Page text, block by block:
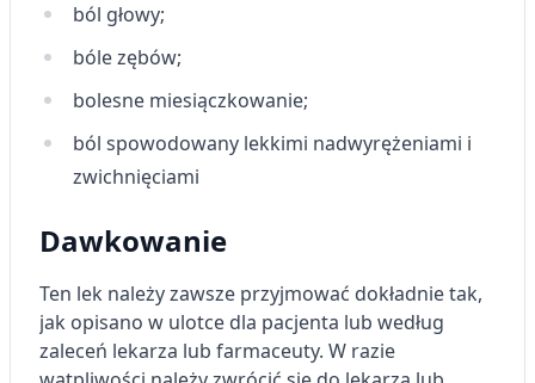
ból głowy;
bóle zębów;
bolesne miesiączkowanie;
ból spowodowany lekkimi nadwyrężeniami i
zwichnięciami
Dawkowanie
Ten lek należy zawsze przyjmować dokładnie tak,
jak opisano w ulotce dla pacjenta lub według
zaleceń lekarza lub farmaceuty. W razie